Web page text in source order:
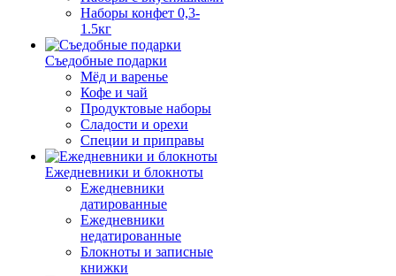
Наборы конфет 0,3-
1.5кг
Съедобные подарки
Мёд и варенье
Кофе и чай
Продуктовые наборы
Сладости и орехи
Специи и приправы
Ежедневники и блокноты
Ежедневники
датированные
Ежедневники
недатированные
Блокноты и записные
книжки